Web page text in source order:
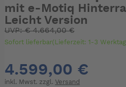
mit e-Motiq
Leicht Version
UVP:€4.664,00 €
Sofort lieferbar(Lieferzeit: 1-3
4.599,00 €
inkl. Mwst. zzgl. Versand